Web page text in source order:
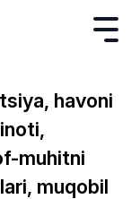
havoni
muhitni
muqobil